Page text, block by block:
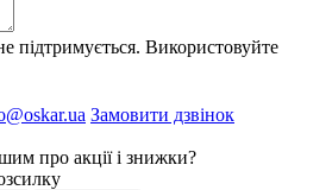
підтримується. Використовуйте
Замовити дзвінок
про акції і знижки?